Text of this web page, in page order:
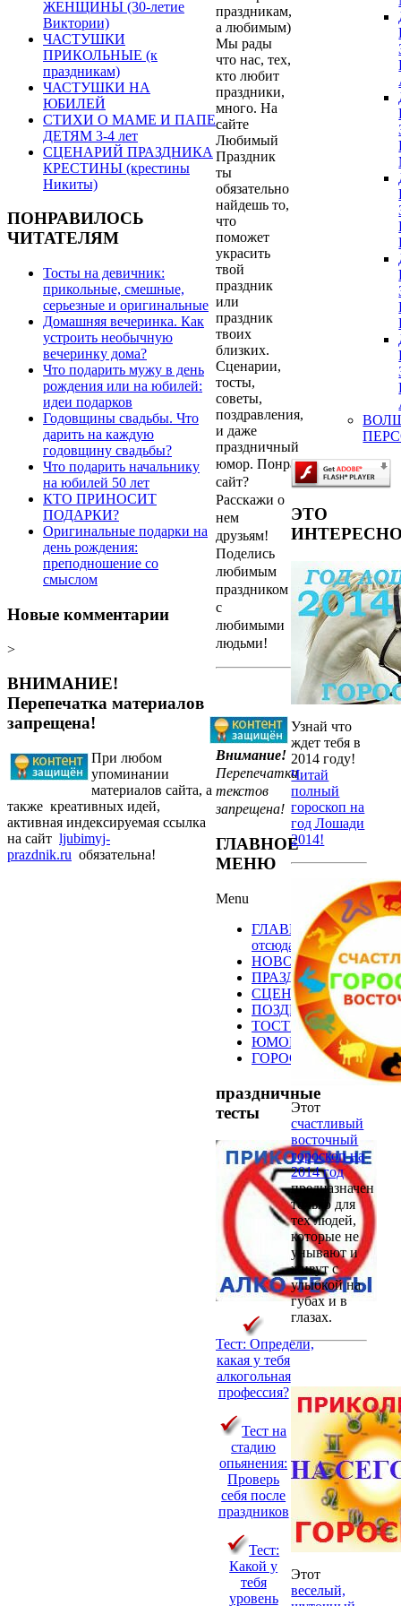
ЖЕНЩИНЫ (30-летие
Виктории)
ЧАСТУШКИ
ПРИКОЛЬНЫЕ (к
праздникам)
ЧАСТУШКИ НА
ЮБИЛЕЙ
СТИХИ О МАМЕ И ПАПЕ
ДЕТЯМ 3-4 лет
СЦЕНАРИЙ ПРАЗДНИКА
КРЕСТИНЫ (крестины
Никиты)
ПОНРАВИЛОСЬ
ЧИТАТЕЛЯМ
Тосты на девичник:
прикольные, смешные,
серьезные и оригинальные
Домашняя вечеринка. Как
устроить необычную
вечеринку дома?
Что подарить мужу в день
рождения или на юбилей:
идеи подарков
Годовщины свадьбы. Что
дарить на каждую
годовщину свадьбы?
Что подарить начальнику
на юбилей 50 лет
КТО ПРИНОСИТ
ПОДАРКИ?
Оригинальные подарки на
день рождения:
преподношение со
смыслом
Новые комментарии
>
ВНИМАНИЕ!
Перепечатка материалов
запрещена!
При любом
упоминании
материалов сайта, а
также креативных идей,
активная индексируемая ссылка
на сайт ljubimyj-
prazdnik.ru обязательна!
праздникам,
а любимым)
Мы рады
что нас, тех,
кто любит
праздники,
много. На
сайте
Любимый
Праздник
ты
обязательно
найдешь то,
что
поможет
украсить
твой
праздник
или
праздник
твоих
близких.
Сценарии,
тосты,
советы,
поздравления,
и даже
праздничный
юмор. Понравился
сайт?
Расскажи о
нем
друзьям!
Поделись
любимым
праздником
с
любимыми
людьми!
Внимание!
Перепечатка
текстов
запрещена!
ГЛАВНОЕ
МЕНЮ
Menu
ГЛАВНАЯНачните
отсюда
НОВОСТИ
ПРАЗДНИКИ
СЦЕНАРИИ
ПОЗДРАВЛЕНИЯ
ТОСТЫ
ЮМОР
ГОРОСКОПЫ
праздничные
тесты
Тест: Определи,
какая у тебя
алкогольная
профессия?
Тест на
стадию
опьянения:
Проверь
себя после
праздников
Тест:
Какой у
тебя
уровень
ЭТО
Узнай что
ждет тебя в
2014 году!
Читай
полный
гороскоп на
год Лошади
2014!
Этот
счастливый
восточный
гороскоп на
2014 год
предназначен
только для
тех людей,
которые не
унывают и
живут с
улыбкой на
губах и в
глазах.
Этот
веселый,